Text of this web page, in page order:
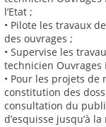
l’Etat ;
• Pilote les travaux
des ouvrages ;
• Supervise les
technicien Ouvrages
• Pour les projets de
constitution des
consultation du
d’esquisse jusqu’à